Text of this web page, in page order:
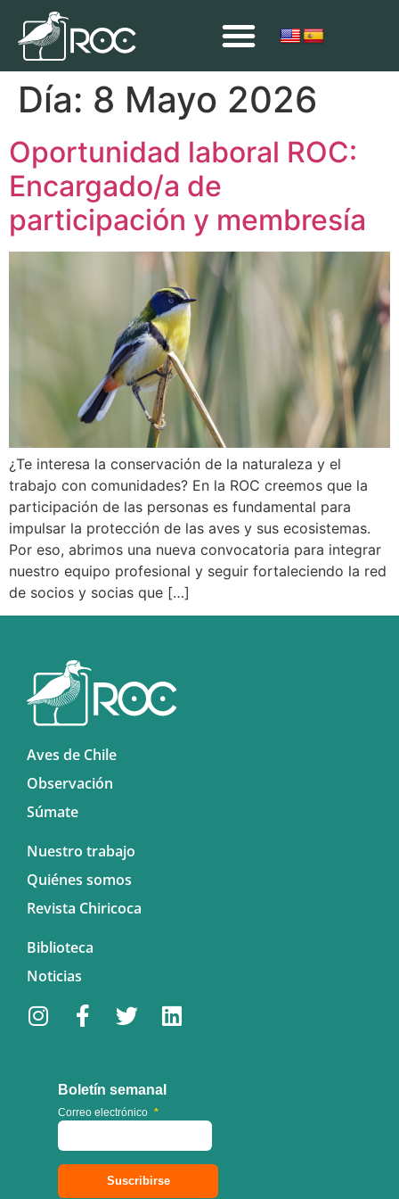
Día: 8 Mayo 2026
Oportunidad laboral ROC:
Encargado/a de
participación y membresía
¿Te interesa la conservación de la naturaleza y el
trabajo con comunidades? En la ROC creemos que la
participación de las personas es fundamental para
impulsar la protección de las aves y sus ecosistemas.
Por eso, abrimos una nueva convocatoria para integrar
nuestro equipo profesional y seguir fortaleciendo la red
de socios y socias que […]
Aves de Chile
Observación
Súmate
Nuestro trabajo
Quiénes somos
Revista Chiricoca
Biblioteca
Noticias
Boletín semanal
Correo electrónico *